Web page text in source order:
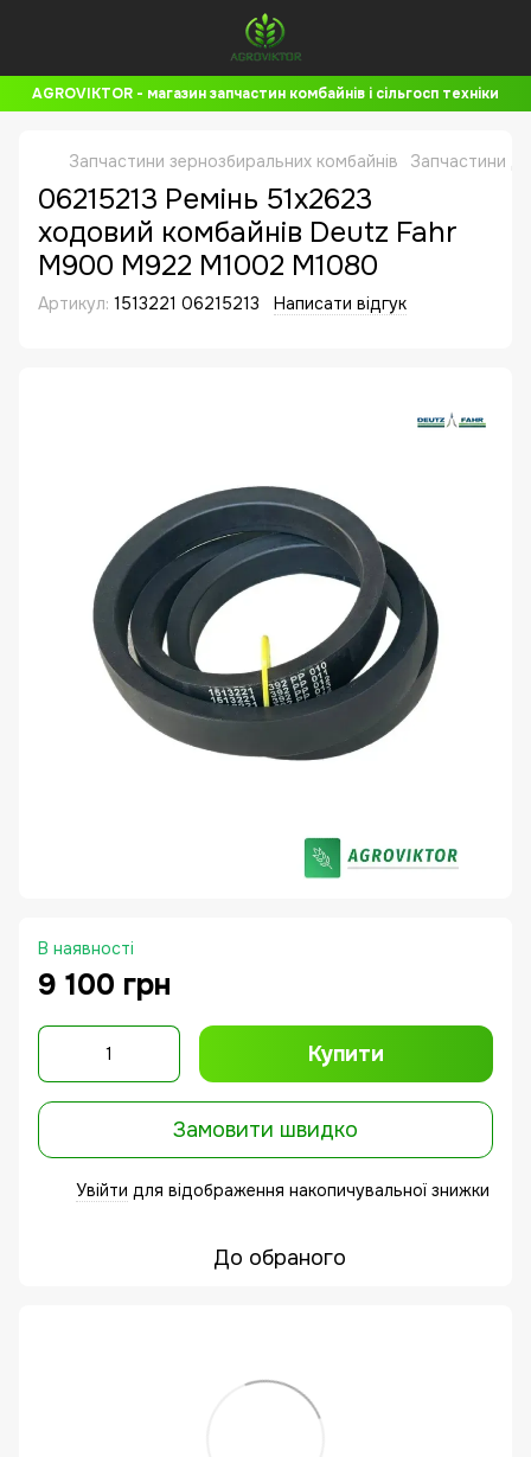
AGROVIKTOR - магазин запчастин комбайнів і сільгосп техніки
Запчастини зернозбиральних комбайнів Запчастини
06215213 Ремінь 51x2623
ходовий комбайнів Deutz Fahr
M900 M922 M1002 M1080
Артикул: 1513221 06215213 Написати відгук
В наявності
9 100 грн
Купити
Замовити швидко
Увійти для відображення накопичувальної знижки
До обраного